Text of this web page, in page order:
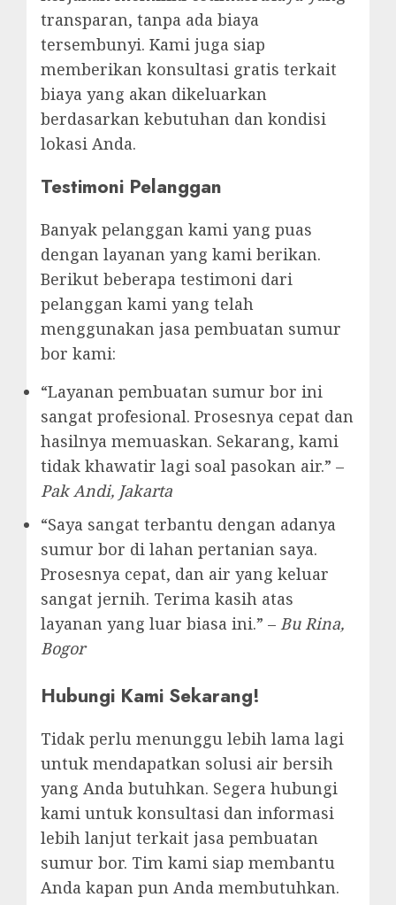
transparan, tanpa ada biaya
tersembunyi. Kami juga siap
memberikan konsultasi gratis terkait
biaya yang akan dikeluarkan
berdasarkan kebutuhan dan kondisi
lokasi Anda.
Testimoni Pelanggan
Banyak pelanggan kami yang puas
dengan layanan yang kami berikan.
Berikut beberapa testimoni dari
pelanggan kami yang telah
menggunakan jasa pembuatan sumur
bor kami:
“Layanan pembuatan sumur bor ini
sangat profesional. Prosesnya cepat dan
hasilnya memuaskan. Sekarang, kami
tidak khawatir lagi soal pasokan air.” –
Pak Andi, Jakarta
“Saya sangat terbantu dengan adanya
sumur bor di lahan pertanian saya.
Prosesnya cepat, dan air yang keluar
sangat jernih. Terima kasih atas
layanan yang luar biasa ini.” – Bu Rina,
Bogor
Hubungi Kami Sekarang!
Tidak perlu menunggu lebih lama lagi
untuk mendapatkan solusi air bersih
yang Anda butuhkan. Segera hubungi
kami untuk konsultasi dan informasi
lebih lanjut terkait jasa pembuatan
sumur bor. Tim kami siap membantu
Anda kapan pun Anda membutuhkan.